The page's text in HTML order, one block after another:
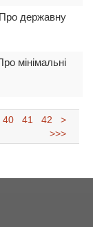
державну
мінімальні
40 41 42
>
>>>